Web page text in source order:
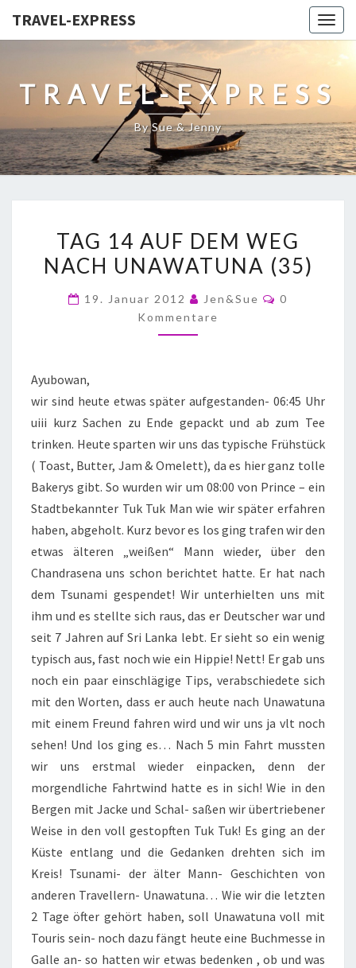
TRAVEL-EXPRESS
TRAVEL-EXPRESS
By Sue & Jenny
TAG 14 AUF DEM WEG
NACH UNAWATUNA (35)
19. Januar 2012 Jen&Sue
0
Kommentare
Ayubowan,
wir sind heute etwas später aufgestanden- 06:45 Uhr
uiii kurz Sachen zu Ende gepackt und ab zum Tee
trinken. Heute sparten wir uns das typische Frühstück
( Toast, Butter, Jam & Omelett), da es hier ganz tolle
Bakerys gibt. So wurden wir um 08:00 von Prince – ein
Stadtbekannter Tuk Tuk Man wie wir später erfahren
haben, abgeholt. Kurz bevor es los ging trafen wir den
etwas älteren „weißen“ Mann wieder, über den
Chandrasena uns schon berichtet hatte. Er hat nach
dem Tsunami gespendet! Wir unterhielten uns mit
ihm und es stellte sich raus, das er Deutscher war und
seit 7 Jahren auf Sri Lanka lebt. Er sieht so ein wenig
typisch aus, fast noch wie ein Hippie! Nett! Er gab uns
noch ein paar einschlägige Tips, verabschiedete sich
mit den Worten, dass er auch heute nach Unawatuna
mit einem Freund fahren wird und wir uns ja vlt noch
sehen! Und los ging es… Nach 5 min Fahrt mussten
wir uns erstmal wieder einpacken, denn der
morgendliche Fahrtwind hatte es in sich! Wie in den
Bergen mit Jacke und Schal- saßen wir übertriebener
Weise in den voll gestopften Tuk Tuk! Es ging an der
Küste entlang und die Gedanken drehten sich im
Kreis! Tsunami- der älter Mann- Geschichten von
anderen Travellern- Unawatuna… Wie wir die letzten
2 Tage öfter gehört haben, soll Unawatuna voll mit
Touris sein- noch dazu fängt heute eine Buchmesse in
Galle an- so hatten wir etwas bedenken , ob und was